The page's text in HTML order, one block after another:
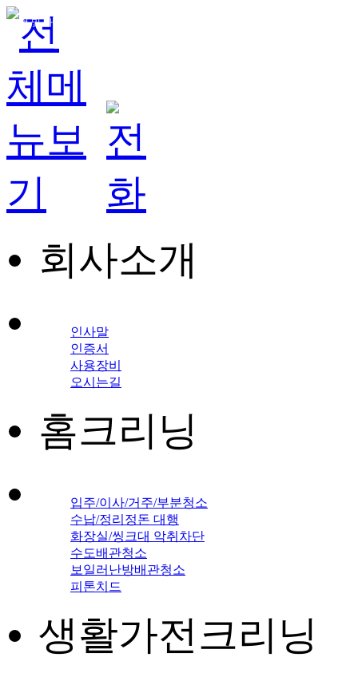
회사소개
인사말
인증서
사용장비
오시는길
홈크리닝
입주/이사/거주/부분청소
수납/정리정돈 대행
화장실/씽크대 악취차단
수도배관청소
보일러난방배관청소
피톤치드
생활가전크리닝
ㆍ창업 및 가맹문의 : 1566 - 6104